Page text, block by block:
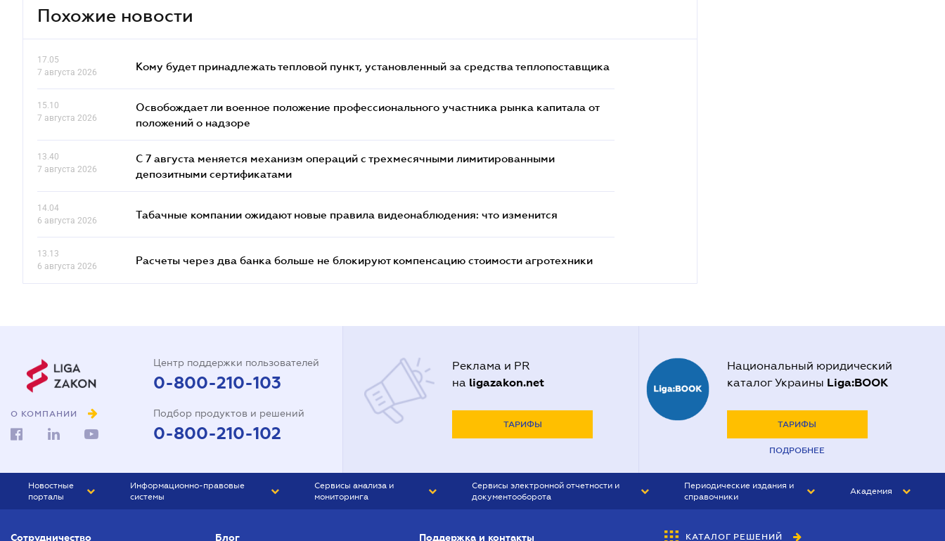
Похожие новости
17.05
7 августа 2026
Кому будет принадлежать тепловой пункт, установленный за средства теплопоставщика
15.10
7 августа 2026
Освобождает ли военное положение профессионального участника рынка капитала от
положений о надзоре
13.40
7 августа 2026
С 7 августа меняется механизм операций с трехмесячными лимитированными
депозитными сертификатами
14.04
6 августа 2026
Табачные компании ожидают новые правила видеонаблюдения: что изменится
13.13
6 августа 2026
Расчеты через два банка больше не блокируют компенсацию стоимости агротехники
О КОМПАНИИ
Центр поддержки пользователей
0-800-210-103
Подбор продуктов и решений
0-800-210-102
Реклама и PR
на ligazakon.net
ТАРИФЫ
Национальный юридический
каталог Украины Liga:BOOK
ТАРИФЫ
ПОДРОБНЕЕ
Новостные
порталы
Информационно-правовые
системы
Сервисы анализа и
мониторинга
Сервисы электронной отчетности и
документооборота
Периодические издания и
справочники
Академия
Сотрудничество Блог Поддержка и контакты КАТАЛОГ РЕШЕНИЙ